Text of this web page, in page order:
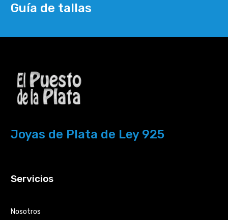
Guía de tallas
Joyas de Plata de Ley 925
Servicios
Nosotros